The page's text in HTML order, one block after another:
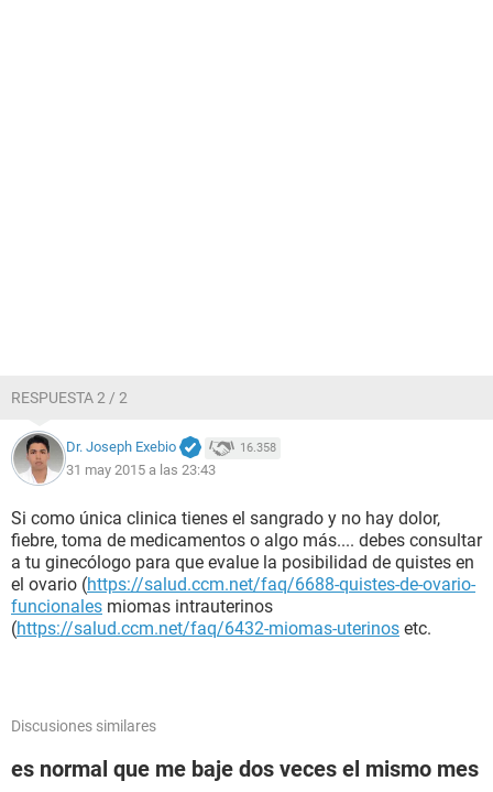
RESPUESTA 2 / 2
Dr. Joseph Exebio 16.358
31 may 2015 a las 23:43
Si como única clinica tienes el sangrado y no hay dolor,
fiebre, toma de medicamentos o algo más.... debes consultar
a tu ginecólogo para que evalue la posibilidad de quistes en
el ovario (https://salud.ccm.net/faq/6688-quistes-de-ovario-
funcionales miomas intrauterinos
(https://salud.ccm.net/faq/6432-miomas-uterinos etc.
Discusiones similares
es normal que me baje dos veces el mismo mes